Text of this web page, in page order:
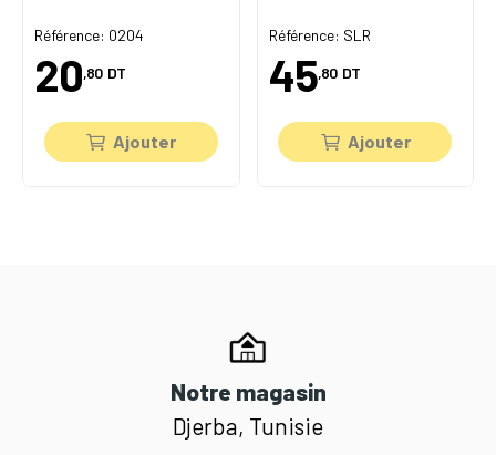
Référence: 0204
20,80 DT
Ajouter
Référence: SLR
45,80 DT
Ajouter
Notre magasin
Djerba, Tunisie